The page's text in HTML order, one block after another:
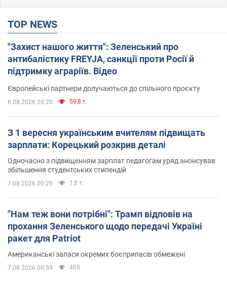
TOP NEWS
"Захист нашого життя": Зеленський про
антибалістику FREYJA, санкції проти Росії й
підтримку аграріїв. Відео
Європейські партнери долучаються до спільного проєкту
6.08.2026 20:20 59,8 т.
З 1 вересня українським вчителям підвищать
зарплати: Корецький розкрив деталі
Одночасно з підвищенням зарплат педагогам уряд анонсував
збільшення студентських стипендій
7.08.2026 00:29 1,8 т.
"Нам теж вони потрібні": Трамп відповів на
прохання Зеленського щодо передачі Україні
ракет для Patriot
Американські запаси окремих боєприпасів обмежені
7.08.2026 00:59 405